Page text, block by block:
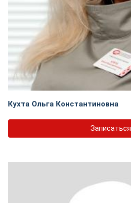
Кухта Ольга Константиновна
Записаться